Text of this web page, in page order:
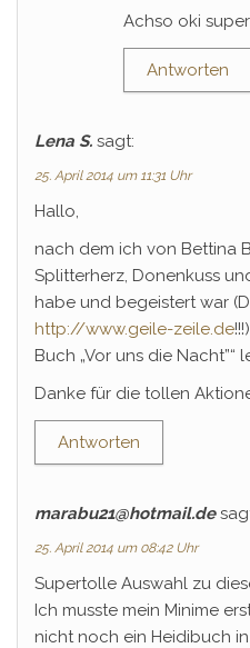
Achso oki
Antworten
Lena S. sagt:
25. April 2014 um 11:31 Uhr
Hallo,
nach dem ich von Bettina
Splitterherz, Donenkuss
habe und begeistert war
http://www.geile-zeile.de
Buch „Vor uns die
Danke für die tollen
Antworten
marabu21@hotmail.de
25. April 2014 um 08:42 Uhr
Supertolle Auswahl zu
Ich musste mein Minime
nicht noch ein Heidibuch